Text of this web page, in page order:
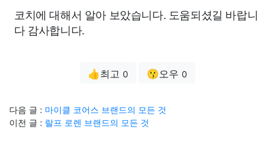
코치에 대해서 알아 보았습니다. 도움되셨길 바랍니
다 감사합니다.
👍최고 0 😗오우 0
다음 글 : 마이클 코어스 브랜드의 모든 것
이전 글 : 랄프 로렌 브랜드의 모든 것